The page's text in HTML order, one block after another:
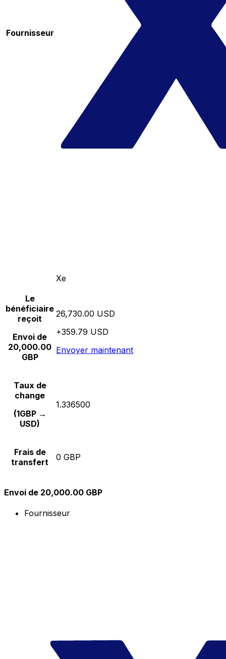
Fournisseur
Xe
Le
bénéficiaire
reçoit
Envoi de
20,000.00
GBP
26,730.00 USD
+359.79 USD
Envoyer maintenant
Taux de
change
(1GBP →
USD)
1.336500
Frais de
transfert
0 GBP
Envoi de 20,000.00 GBP
Fournisseur